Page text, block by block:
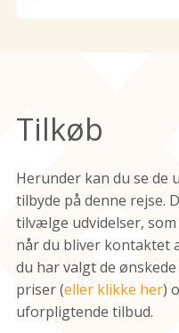
Tilkøb
Herunder kan du se de
tilbyde på denne rejse.
tilvælge udvidelser,
når du bliver kontaktet
du har valgt de
priser (eller klikke her)
uforpligtende tilbud.